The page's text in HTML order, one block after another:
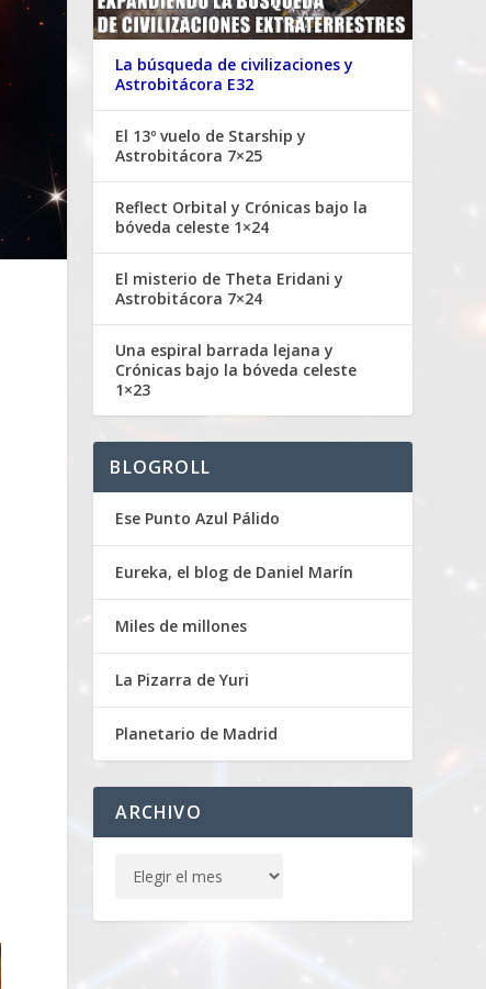
La búsqueda de civilizaciones y
Astrobitácora E32
El 13º vuelo de Starship y
Astrobitácora 7×25
Reflect Orbital y Crónicas bajo la
bóveda celeste 1×24
El misterio de Theta Eridani y
Astrobitácora 7×24
Una espiral barrada lejana y
Crónicas bajo la bóveda celeste
1×23
BLOGROLL
Ese Punto Azul Pálido
Eureka, el blog de Daniel Marín
Miles de millones
La Pizarra de Yuri
Planetario de Madrid
ARCHIVO